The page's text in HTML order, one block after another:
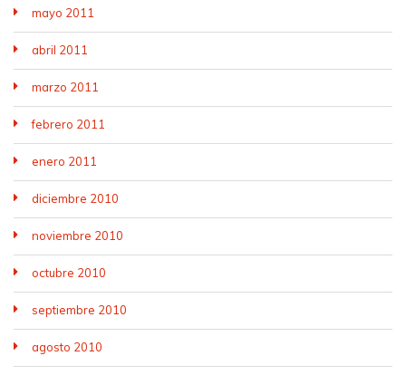
mayo 2011
abril 2011
marzo 2011
febrero 2011
enero 2011
diciembre 2010
noviembre 2010
octubre 2010
septiembre 2010
agosto 2010